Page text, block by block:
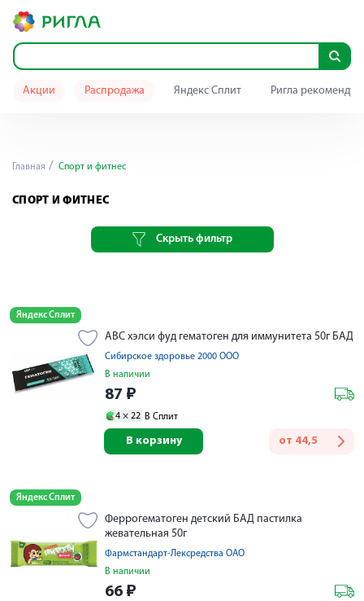
Акции Распродажа Яндекс Сплит Ригла
Главная Спорт и фитнес
СПОРТ И ФИТНЕС
Скрыть фильтр
Яндекс Сплит
АВС хэлси фуд гематоген для иммунитета 50г БАД
Сибирское здоровье 2000 ООО
В наличии
87 ₽
4 × 22 В Сплит
от 44,5
В корзину
Яндекс Сплит
Феррогематоген детский БАД пастилка
жевательная 50г
Фармстандарт-Лексредства ОАО
В наличии
66 ₽